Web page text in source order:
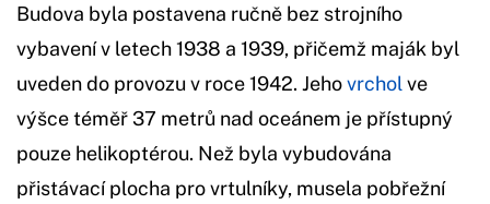
Budova byla postavena ručně bez strojního
vybavení v letech 1938 a 1939, přičemž maják byl
uveden do provozu v roce 1942. Jehovrchol ve
výšce téměř 37 metrů nad oceánem je přístupný
pouze helikoptérou. Než byla vybudována
přistávací plocha pro vrtulníky, musela pobřežní